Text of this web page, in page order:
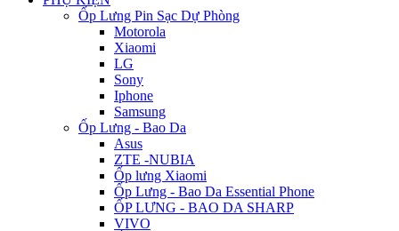
Ốp Lưng Pin Sạc Dự Phòng
Motorola
Xiaomi
LG
Sony
Iphone
Samsung
Ốp Lưng - Bao Da
Asus
ZTE -NUBIA
Ốp lưng Xiaomi
Ốp Lưng - Bao Da Essential Phone
ỐP LƯNG - BAO DA SHARP
VIVO